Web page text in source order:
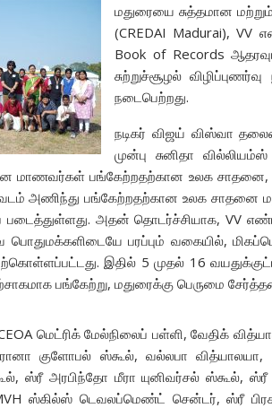
மதுரையை சுத்தமான
(CREDAI Madurai),
Book of Records
சுற்றுச்சூழல்
நடைபெற்றது.
நடிகர் விஜய் விஸ்வா
முன்பு சுனிதா
மாணவர்கள் பங்கேற்றதற்கான உலக சாதனை,
அணிந்து பங்கேற்றதற்கான உலக சாதனை
அதன் தொடர்ச்சியாக, VV
பொதுமக்களிடையே பரப்பும் வகையில்,
இதில் 5 முதல் 16
பங்கேற்று, மதுரைக்கு பெருமை
மெட்ரிக் மேல்நிலைப் பள்ளி, வேதிக்
குளோபல் ஸ்கூல், வல்லபா வித்யாலயா,
ஸ்ரீ அரபிந்தோ மீரா யுனிவர்சல் ஸ்கூல்,
ஸ்கில்ஸ் டெவலப்மெண்ட் சென்டர், ஸ்ரீ